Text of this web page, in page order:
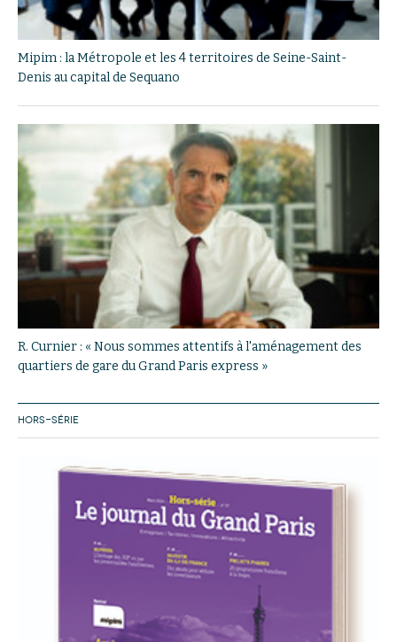
Mipim : la Métropole et les 4 territoires de Seine-Saint-
Denis au capital de Sequano
R. Curnier : « Nous sommes attentifs à l'aménagement des
quartiers de gare du Grand Paris express »
HORS-SÉRIE